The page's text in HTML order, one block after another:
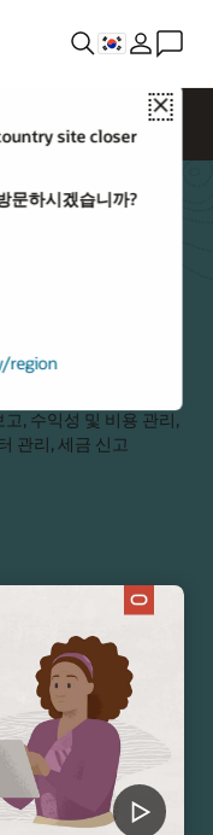
Close
site closer
문하시겠습니까?
region
Oracle University에 문의하기
교육
Enterprise
이션을 효과적으로
학습 과정과 전문
통해 Oracle Cloud
, 수익성 및 비용 관리,
관리, 세금 신고